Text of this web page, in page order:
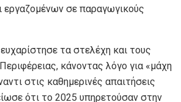
εργαζομένων σε παραγωγικούς
τα στελέχη και τους
κάνοντας λόγο για «μάχη
στις καθημερινές απαιτήσεις
ότι το 2025 υπηρετούσαν στην